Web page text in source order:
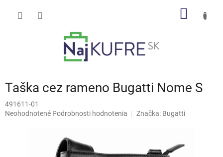
Taška cez rameno Bugatti Nome S
491611-01
Priemerné
Neohodnotené Podrobnosti hodnotenia Značka: Bugatti